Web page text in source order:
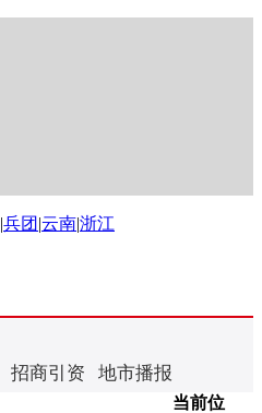
|兵团 |云南|浙江
招商引资 地市播报
当前位